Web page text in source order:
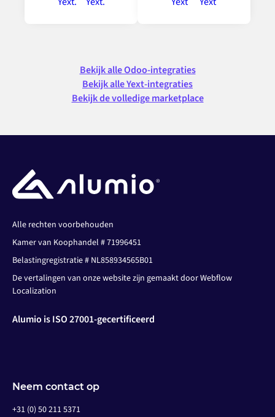
Bekijk alle Odoo-integraties
Bekijk alle Yext-integraties
Bekijk de volledige marketplace
Alle rechten voorbehouden
Kamer van Koophandel # 71996451
Belastingregistratie # NL858934565B01
De vertalingen van onze website zijn gemaakt door Webflow
Localization
Alumio is ISO 27001-gecertificeerd
Neem contact op
+31 (0) 50 211 5371